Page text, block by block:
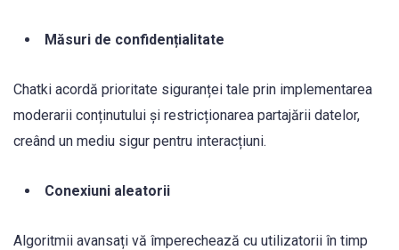
Măsuri de confidențialitate
Chatki acordă prioritate siguranței tale prin implementarea
moderarii conținutului și restricționarea partajării datelor,
creând un mediu sigur pentru interacțiuni.
Conexiuni aleatorii
Algoritmii avansați vă împerechează cu utilizatorii în timp